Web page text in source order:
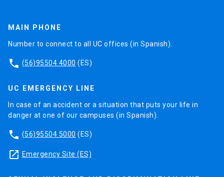
MAIN PHONE
Number to connect to all UC offices (in Spanish).
phone (56)95504 4000 (ES)
UC EMERGENCY LINE
In case of an accident or a situation that puts your life in
danger at one of our campuses (in Spanish).
phone (56)95504 5000 (ES)
launch Emergency Site (ES)